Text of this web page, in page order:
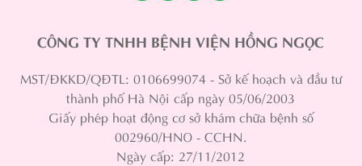
CÔNG TY TNHH BỆNH VIỆN HỒNG NGỌC
MST/ĐKKD/QĐTL: 0106699074 - Sở kế hoạch và đầu tư
thành phố Hà Nội cấp ngày 05/06/2003
Giấy phép hoạt động cơ sở khám chữa bệnh số
002960/HNO - CCHN.
Ngày cấp: 27/11/2012